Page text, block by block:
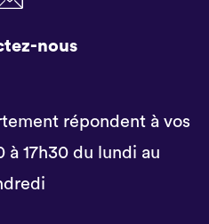
nous
répondent à vos
à 17h30 du lundi au